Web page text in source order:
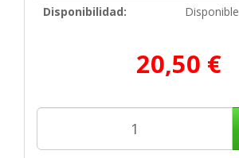
Disponibilidad:
Disponible
20,50 €